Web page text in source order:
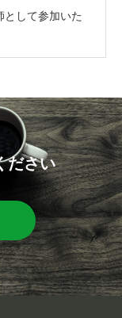
して参加いた
ださい